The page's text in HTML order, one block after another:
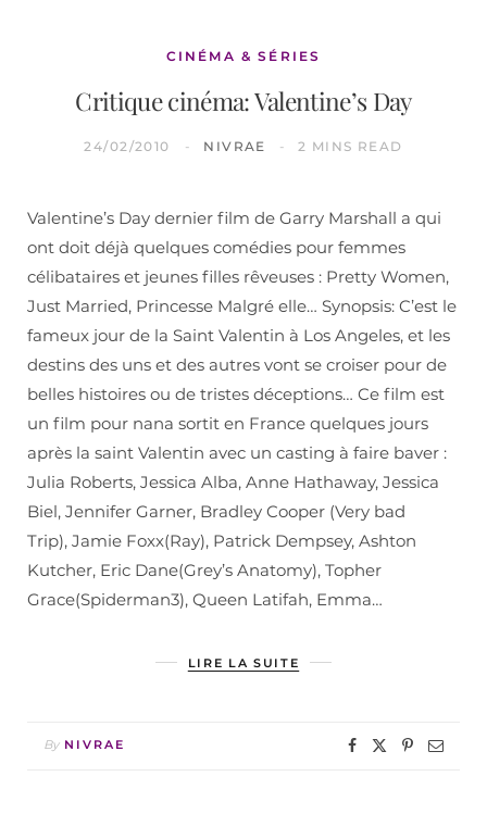
CINÉMA & SÉRIES
Critique cinéma: Valentine’s Day
24/02/2010 NIVRAE 2 MINS READ
Valentine’s Day dernier film de Garry Marshall a qui
ont doit déjà quelques comédies pour femmes
célibataires et jeunes filles rêveuses : Pretty Women,
Just Married, Princesse Malgré elle… Synopsis: C’est le
fameux jour de la Saint Valentin à Los Angeles, et les
destins des uns et des autres vont se croiser pour de
belles histoires ou de tristes déceptions… Ce film est
un film pour nana sortit en France quelques jours
après la saint Valentin avec un casting à faire baver :
Julia Roberts, Jessica Alba, Anne Hathaway, Jessica
Biel, Jennifer Garner, Bradley Cooper (Very bad
Trip), Jamie Foxx(Ray), Patrick Dempsey, Ashton
Kutcher, Eric Dane(Grey’s Anatomy), Topher
Grace(Spiderman3), Queen Latifah, Emma…
LIRE LA SUITE
By NIVRAE